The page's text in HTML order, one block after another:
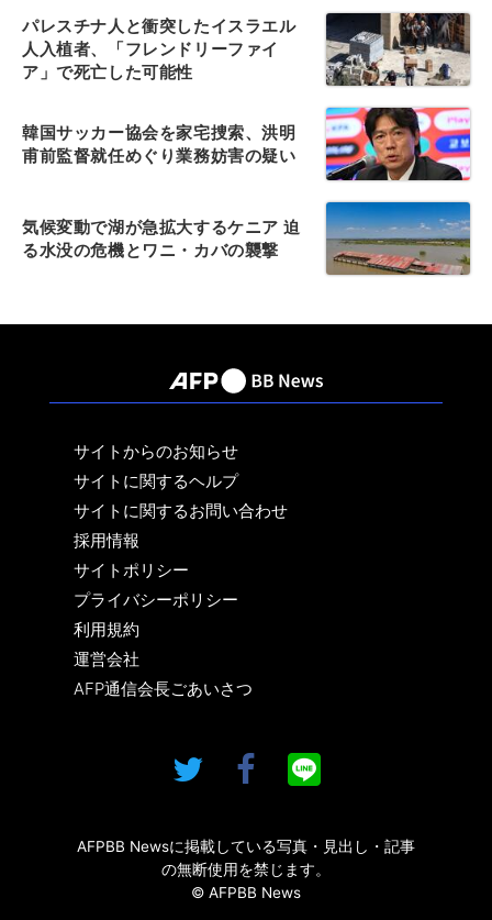
パレスチナ人と衝突したイスラエル
人入植者、「フレンドリーファイ
ア」で死亡した可能性
韓国サッカー協会を家宅捜索、洪明
甫前監督就任めぐり業務妨害の疑い
気候変動で湖が急拡大するケニア 迫
る水没の危機とワニ・カバの襲撃
サイトからのお知らせ
サイトに関するヘルプ
サイトに関するお問い合わせ
採用情報
サイトポリシー
プライバシーポリシー
利用規約
運営会社
AFP通信会長ごあいさつ
AFPBB Newsに掲載している写真・見出し・記事
の無断使用を禁じます。
© AFPBB News